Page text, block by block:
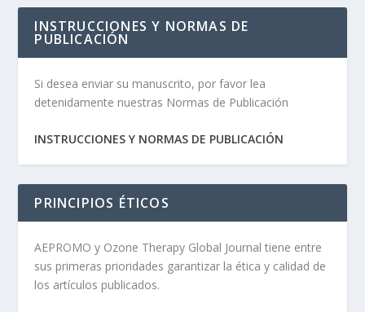
INSTRUCCIONES Y NORMAS DE
PUBLICACIÓN
Si desea enviar su manuscrito, por favor lea
detenidamente nuestras Normas de Publicación
INSTRUCCIONES Y NORMAS DE PUBLICACIÓN
PRINCIPIOS ÉTICOS
AEPROMO y Ozone Therapy Global Journal tiene entre
sus primeras prioridades garantizar la ética y calidad de
los artículos publicados.